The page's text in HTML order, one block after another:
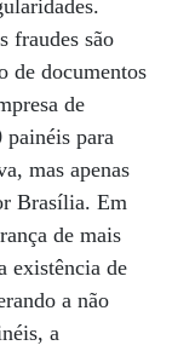
fraudes são
de documentos
de
para
mas apenas
Brasília. Em
de mais
existência de
a não
a